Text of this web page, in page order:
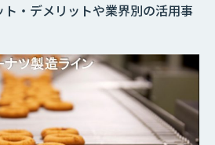
・デメリットや業界別の活用事